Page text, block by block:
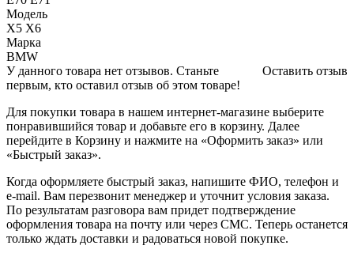
Модель
Х5 Х6
Марка
BMW
Оставить отзыв
У данного товара нет отзывов. Станьте
первым, кто оставил отзыв об этом товаре!
Для покупки товара в нашем интернет-магазине выберите
понравившийся товар и добавьте его в корзину. Далее
перейдите в Корзину и нажмите на «Оформить заказ» или
«Быстрый заказ».
Когда оформляете быстрый заказ, напишите ФИО, телефон и
e-mail. Вам перезвонит менеджер и уточнит условия заказа.
По результатам разговора вам придет подтверждение
оформления товара на почту или через СМС. Теперь останется
только ждать доставки и радоваться новой покупке.